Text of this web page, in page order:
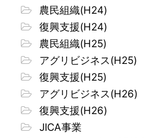
農民組織(H24)
復興支援(H24)
農民組織(H25)
アグリビジネス(H25)
復興支援(H25)
アグリビジネス(H26)
復興支援(H26)
JICA事業